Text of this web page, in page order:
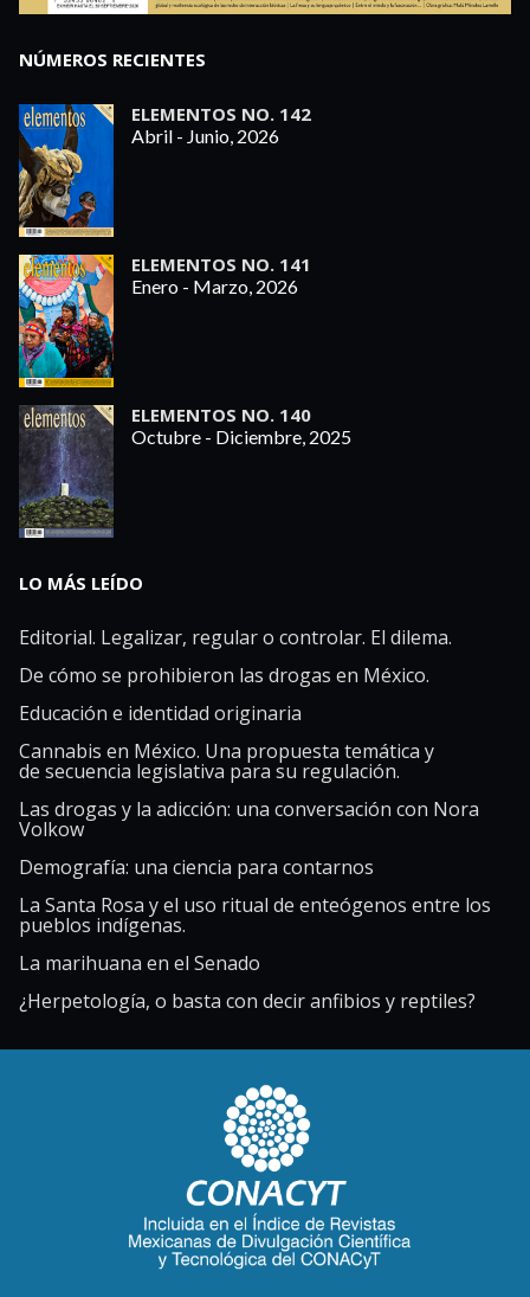
NÚMEROS RECIENTES
ELEMENTOS NO. 142
Abril - Junio, 2026
ELEMENTOS NO. 141
Enero - Marzo, 2026
ELEMENTOS NO. 140
Octubre - Diciembre, 2025
LO MÁS LEÍDO
Editorial. Legalizar, regular o controlar. El dilema.
De cómo se prohibieron las drogas en México.
Educación e identidad originaria
Cannabis en México. Una propuesta temática y
de secuencia legislativa para su regulación.
Las drogas y la adicción: una conversación con Nora
Volkow
Demografía: una ciencia para contarnos
La Santa Rosa y el uso ritual de enteógenos entre los
pueblos indígenas.
La marihuana en el Senado
¿Herpetología, o basta con decir anfibios y reptiles?